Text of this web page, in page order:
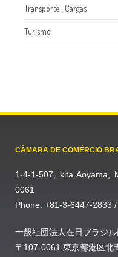
Transporte l Cargas
Turismo
CÂMARA DE COMÉRCIO
1-4-1-507, kita Aoyama,
0061
Phone: +81-3-6447-2833
一般社団法人在日ブラジ
〒107-0061 東京都港区北